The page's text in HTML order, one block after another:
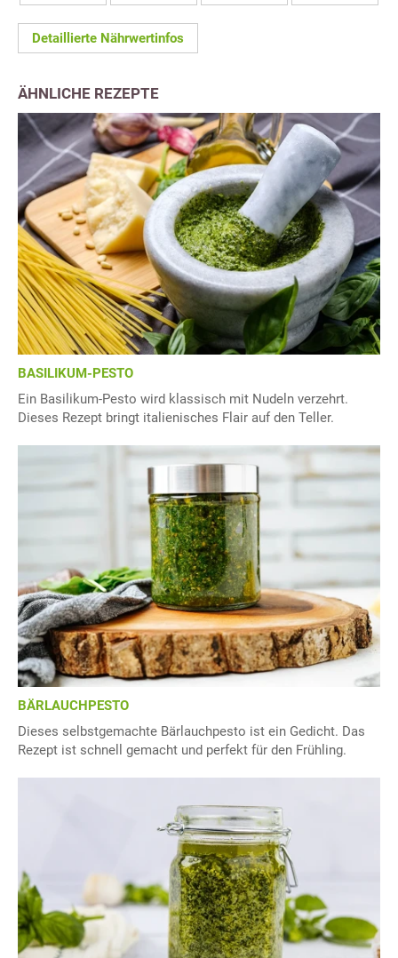
Detaillierte Nährwertinfos
ÄHNLICHE REZEPTE
BASILIKUM-PESTO
Ein Basilikum-Pesto wird klassisch mit Nudeln verzehrt.
Dieses Rezept bringt italienisches Flair auf den Teller.
BÄRLAUCHPESTO
Dieses selbstgemachte Bärlauchpesto ist ein Gedicht. Das
Rezept ist schnell gemacht und perfekt für den Frühling.